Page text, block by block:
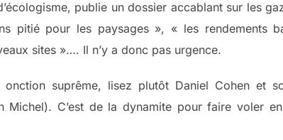
publie un dossier accablant sur les
pitié pour les paysages », « les rendements
sites »…. Il n’y a donc pas urgence.
suprême, lisez plutôt Daniel Cohen et
C’est de la dynamite pour faire voler